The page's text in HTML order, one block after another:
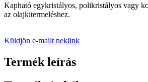
Kapható egykristályos, polikristályos vagy
az olajkitermeléshez.
Küldjön e-mailt nekünk
Termék leírás